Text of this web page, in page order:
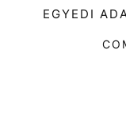
EGYEDI